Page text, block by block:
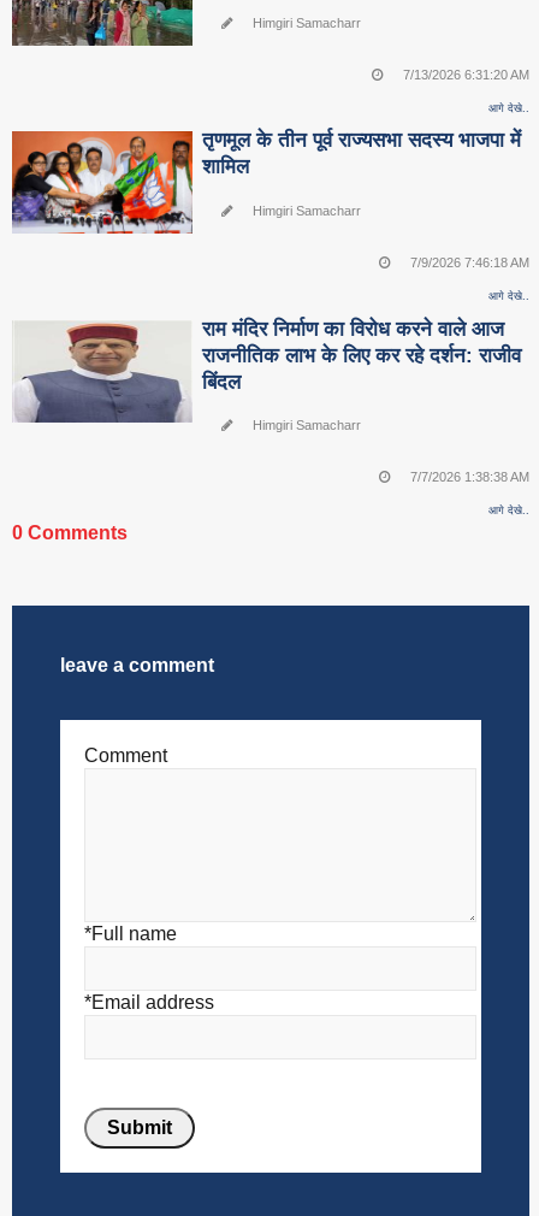
Himgiri Samacharr
7/13/2026 6:31:20 AM
आगे देखे..
तृणमूल के तीन पूर्व राज्यसभा सदस्य भाजपा में
शामिल
Himgiri Samacharr
7/9/2026 7:46:18 AM
आगे देखे..
राम मंदिर निर्माण का विरोध करने वाले आज
राजनीतिक लाभ के लिए कर रहे दर्शन: राजीव
बिंदल
Himgiri Samacharr
7/7/2026 1:38:38 AM
आगे देखे..
0 Comments
leave a comment
Comment
*Full name
*Email address